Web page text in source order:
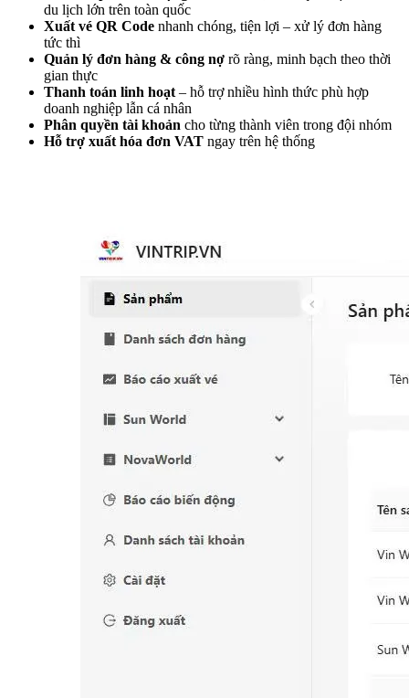
du lịch lớn trên toàn quốc
Xuất vé QR Code nhanh chóng, tiện lợi – xử lý đơn hàng
tức thì
Quản lý đơn hàng & công nợ rõ ràng, minh bạch theo thời
gian thực
Thanh toán linh hoạt – hỗ trợ nhiều hình thức phù hợp
doanh nghiệp lẫn cá nhân
Phân quyền tài khoản cho từng thành viên trong đội nhóm
Hỗ trợ xuất hóa đơn VAT ngay trên hệ thống